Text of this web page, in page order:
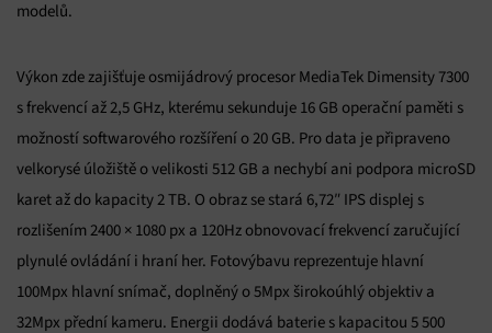
modelů.
Výkon zde zajišťuje osmijádrový procesor MediaTek Dimensity 7300
s frekvencí až 2,5 GHz, kterému sekunduje 16 GB operační paměti s
možností softwarového rozšíření o 20 GB. Pro data je připraveno
velkorysé úložiště o velikosti 512 GB a nechybí ani podpora microSD
karet až do kapacity 2 TB. O obraz se stará 6,72″ IPS displej s
rozlišením 2400 × 1080 px a 120Hz obnovovací frekvencí zaručující
plynulé ovládání i hraní her. Fotovýbavu reprezentuje hlavní
100Mpx hlavní snímač, doplněný o 5Mpx širokoúhlý objektiv a
32Mpx přední kameru. Energii dodává baterie s kapacitou 5 500